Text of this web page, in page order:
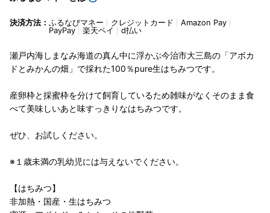
決済方法： ふるなびマネー クレジットカード
Amazon Pay
PayPay
楽天ペイ d払い
瀬戸内海しまなみ海道の真ん中に浮かぶ今治市大三島の「アボカ
ドとみかんの畑」で採れた100％pure生はちみつです。
産卵枠と採蜜枠を分けて飼育しているため雑味がなくそのまま食
べて美味しいあと味すっきりなはちみつです。
ぜひ、お試しください。
※１歳未満の乳幼児には与えないでください。
【はちみつ】
非加熱・国産・生はちみつ